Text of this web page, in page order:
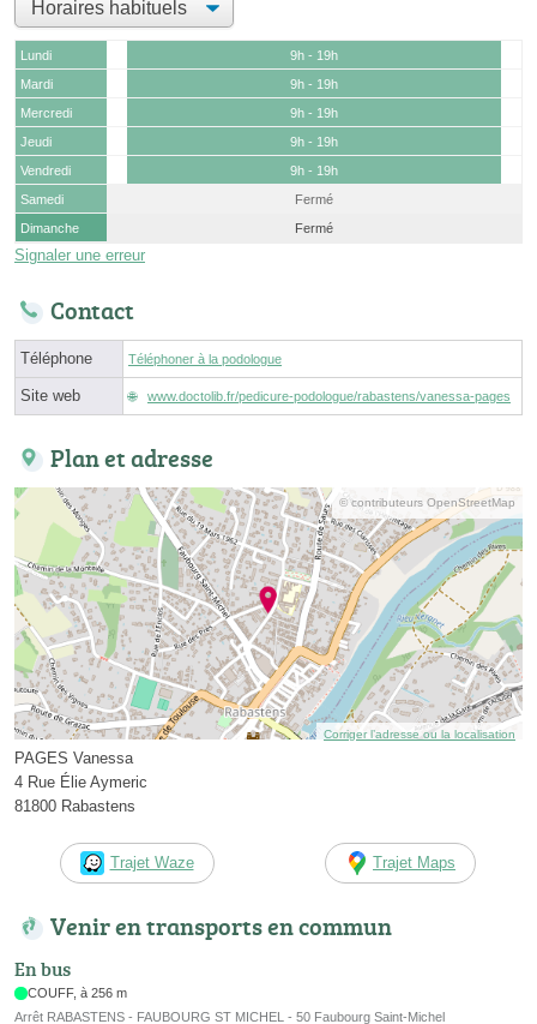
Lundi
9h - 19h
Mardi
9h - 19h
Mercredi
9h - 19h
Jeudi
9h - 19h
Vendredi
9h - 19h
Samedi
Fermé
Dimanche
Fermé
Signaler une erreur
Contact
Téléphone Téléphoner à la podologue
Site web www.doctolib.fr/pedicure-podologue/rabastens/vanessa-pages
Plan et adresse
© contributeurs OpenStreetMap
Corriger l’adresse ou la localisation
PAGES Vanessa
4 Rue Élie Aymeric
81800 Rabastens
Trajet Waze Trajet Maps
Venir en transports en commun
En bus
COUFF, à 256 m
Arrêt RABASTENS - FAUBOURG ST MICHEL - 50 Faubourg Saint-Michel